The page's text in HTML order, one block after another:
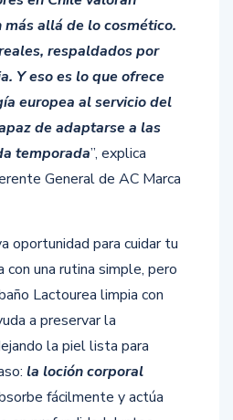
allá de lo cosmético.
respaldados por
Y eso es lo que ofrece
europea al servicio del
de adaptarse a las
temporada”, explica
General de AC Marca
oportunidad para cuidar tu
una rutina simple, pero
Lactourea limpia con
a preservar la
la piel lista para
la loción corporal
fácilmente y actúa